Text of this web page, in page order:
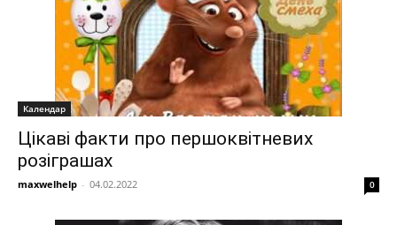
Календар
Цікаві факти про першоквітневих
розіграшах
maxwelhelp - 04.02.2022 0